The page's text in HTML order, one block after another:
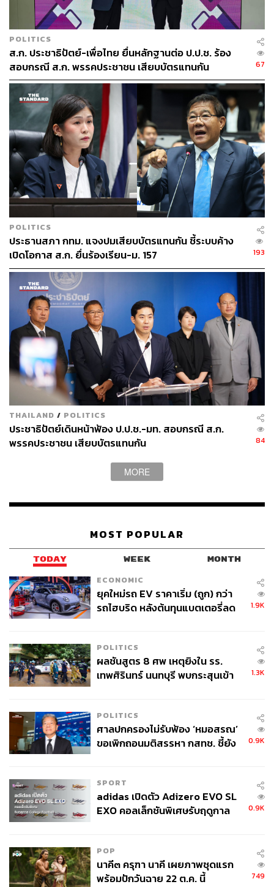
POLITICS
ส.ก. ประชาธิปัตย์-เพื่อไทย ยื่นหลักฐานต่อ ป.ป.ช. ร้อง
สอบกรณี ส.ก. พรรคประชาชน เสียบบัตรแทนกัน
67
POLITICS
ประธานสภา กทม. แจงปมเสียบบัตรแทนกัน ชี้ระบบค้าง
เปิดโอกาส ส.ก. ยื่นร้องเรียน-ม. 157
193
THAILAND / POLITICS
ประชาธิปัตย์เดินหน้าฟ้อง ป.ป.ช.-มท. สอบกรณี ส.ก.
พรรคประชาชน เสียบบัตรแทนกัน
84
MORE
MOST POPULAR
TODAY WEEK MONTH
ECONOMIC
ยุคใหม่รถ EV ราคาเริ่ม (ถูก) กว่า
รถไฮบริด หลังต้นทุนแบตเตอรี่ลด
1.9K
POLITICS
ผลชันสูตร 8 ศพ เหตุยิงใน รร.
เทพศิรินทร์ นนทบุรี พบกระสุนเข้า
1.3K
POLITICS
ศาลปกครองไม่รับฟ้อง ‘หมอสรณ’
ขอเพิกถอนมติสรรหา กสทช. ชี้ยัง
0.9K
SPORT
adidas เปิดตัว Adizero EVO SL
EXO คอลเล็กชันพิเศษรับฤดูกาล
0.9K
POP
นาคี๓ ครุฑา นาคี เผยภาพชุดแรก
พร้อมปักวันฉาย 22 ต.ค. นี้
749